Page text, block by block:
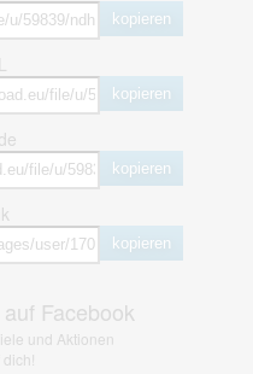
kopieren
kopieren
kopieren
kopieren
Facebook
und Aktionen